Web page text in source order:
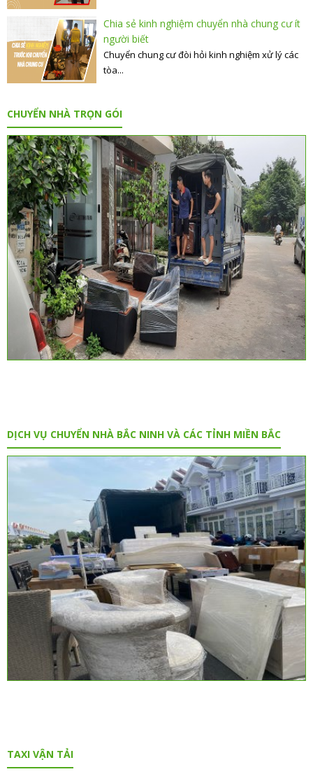
Chia sẻ kinh nghiệm chuyển nhà chung cư ít
người biết
Chuyển chung cư đòi hỏi kinh nghiệm xử lý các
tòa...
CHUYỂN NHÀ TRỌN GÓI
DỊCH VỤ CHUYỂN NHÀ BẮC NINH VÀ CÁC TỈNH MIỀN BẮC
TAXI VẬN TẢI